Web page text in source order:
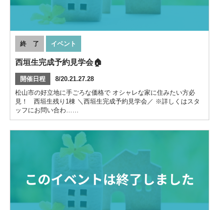
終 了 イベント
西垣生完成予約見学会🏠
開催日程
8/20.21.27.28
松山市の好立地に手ごろな価格で オシャレな家に住みたい方必
見！ 西垣生残り1棟 ＼西垣生完成予約見学会／ ※詳しくはスタ
ッフにお問い合わ……